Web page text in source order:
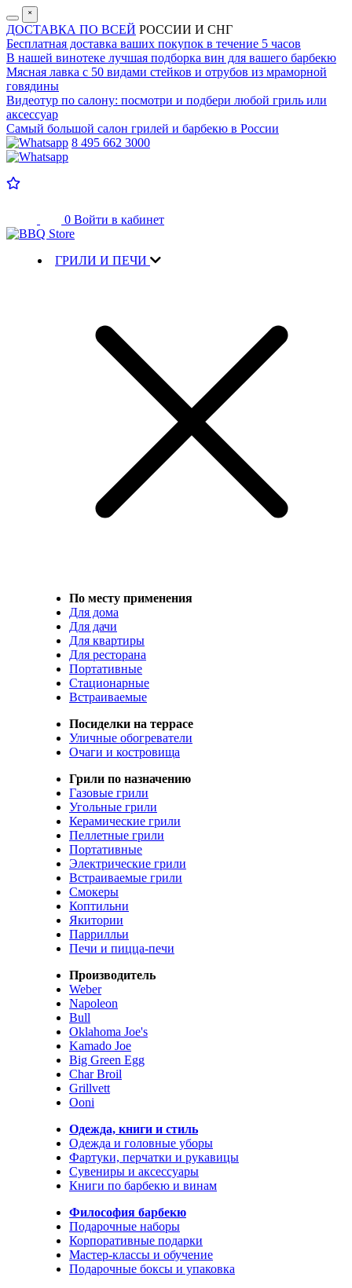
˟
ДОСТАВКА ПО ВСЕЙ РОССИИ И СНГ
Бесплатная доставка ваших покупок в течение 5 часов
В нашей винотеке лучшая подборка вин для вашего барбекю
Мясная лавка с 50 видами стейков и отрубов из мраморной
говядины
Видеотур по салону: посмотри и подбери любой гриль или
аксессуар
Самый большой салон грилей и барбекю в России
8 495 662 3000
0 Войти в кабинет
ГРИЛИ И ПЕЧИ
По месту применения
Для дома
Для дачи
Для квартиры
Для ресторана
Портативные
Стационарные
Встраиваемые
Посиделки на террасе
Уличные обогреватели
Очаги и костровища
Грили по назначению
Газовые грили
Угольные грили
Керамические грили
Пеллетные грили
Портативные
Электрические грили
Встраиваемые грили
Смокеры
Коптильни
Якитории
Паррилльи
Печи и пицца-печи
Производитель
Weber
Napoleon
Bull
Oklahoma Joe's
Kamado Joe
Big Green Egg
Char Broil
Grillvett
Ooni
Одежда, книги и стиль
Одежда и головные уборы
Фартуки, перчатки и рукавицы
Сувениры и аксессуары
Книги по барбекю и винам
Философия барбекю
Подарочные наборы
Корпоративные подарки
Мастер-классы и обучение
Подарочные боксы и упаковка